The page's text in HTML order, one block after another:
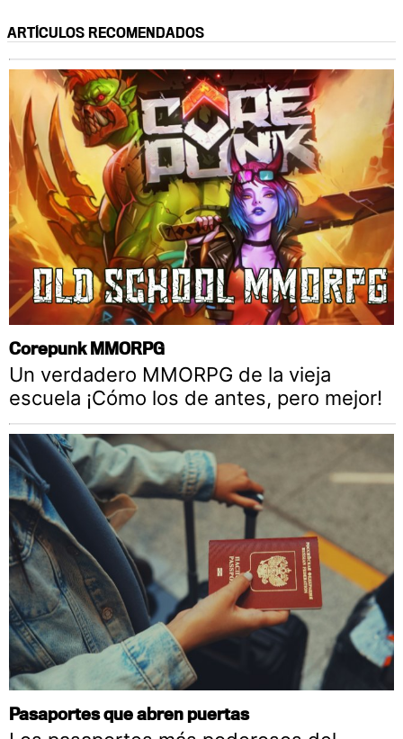
ARTÍCULOS RECOMENDADOS
Corepunk MMORPG
Un verdadero MMORPG de la vieja
escuela ¡Cómo los de antes, pero mejor!
Pasaportes que abren puertas